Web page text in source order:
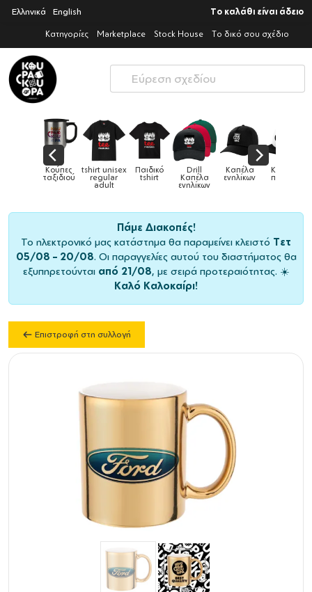
Ελληνικά English Το καλάθι είναι άδειο
Κατηγορίες Marketplace Stock House Το δικό σου σχέδιο
Κούπες
ταξιδιού
tshirt unisex
regular
adult
Παιδικό
tshirt
Drill
Καπέλα
ενηλίκων
Καπέλα
ενηλίκων
Καπέλα
παιδικά
Πάμε Διακοπές!
Το ηλεκτρονικό μας κατάστημα θα παραμείνει κλειστό Τετ
05/08 – 20/08. Οι παραγγελίες αυτού του διαστήματος θα
εξυπηρετούνται από 21/08, με σειρά προτεραιότητας. ☀️
Καλό Καλοκαίρι!
Επιστροφή στη συλλογή